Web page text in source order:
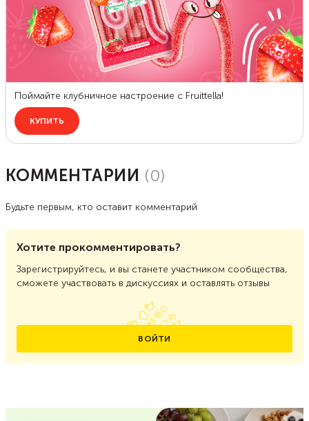
КОММЕНТАРИИ (0)
Будьте первым, кто оставит комментарий
Хотите прокомментировать?
Зарегистрируйтесь, и вы станете участником сообщества,
сможете участвовать в дискуссиях и оставлять отзывы
ВОЙТИ